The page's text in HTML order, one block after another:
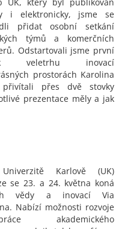
i elektronicky, jsme se
přidat osobní setkání
týmů a komerčních
Odstartovali jsme první
veletrhu inovací
prostorách Karolina
přivítali přes dvě stovky
prezentace měly a jak
Karlově (UK)
se 23. a 24. května koná
vědy a inovací Via
Nabízí možnosti rozvoje
akademického